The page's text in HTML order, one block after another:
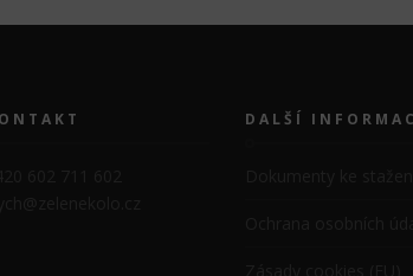
DALŠÍ